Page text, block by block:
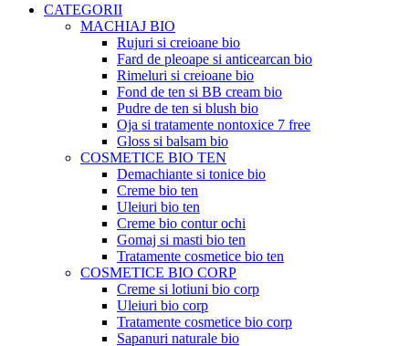
CATEGORII
MACHIAJ BIO
Rujuri si creioane bio
Fard de pleoape si anticearcan bio
Rimeluri si creioane bio
Fond de ten si BB cream bio
Pudre de ten si blush bio
Oja si tratamente nontoxice 7 free
Gloss si balsam bio
COSMETICE BIO TEN
Demachiante si tonice bio
Creme bio ten
Uleiuri bio ten
Creme bio contur ochi
Gomaj si masti bio ten
Tratamente cosmetice bio ten
COSMETICE BIO CORP
Creme si lotiuni bio corp
Uleiuri bio corp
Tratamente cosmetice bio corp
Sapanuri naturale bio